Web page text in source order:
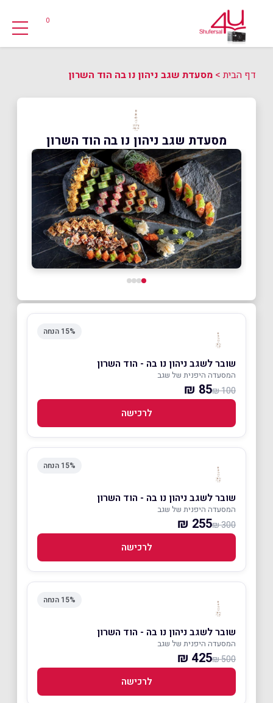
0
דף הבית> מסעדת שגב ניהון נו בה הוד השרון
מסעדת שגב ניהון נו בה הוד השרון
15% הנחה
שובר לשגב ניהון נו בה - הוד השרון
המסעדה היפנית של שגב
100 ₪
85 ₪
לרכישה
15% הנחה
שובר לשגב ניהון נו בה - הוד השרון
המסעדה היפנית של שגב
300 ₪
255 ₪
לרכישה
15% הנחה
שובר לשגב ניהון נו בה - הוד השרון
המסעדה היפנית של שגב
500 ₪
425 ₪
לרכישה